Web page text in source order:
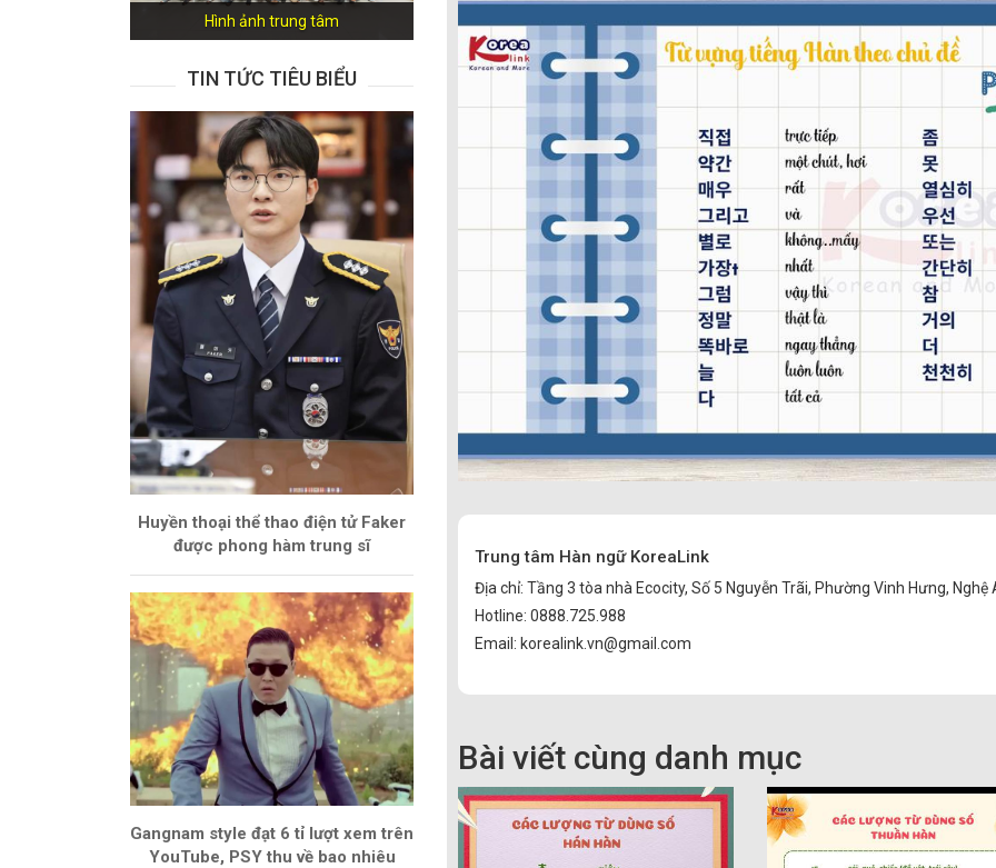
Hình ảnh trung tâm
TIN TỨC TIÊU BIỂU
Huyền thoại thể thao điện tử Faker
được phong hàm trung sĩ
Gangnam style đạt 6 tỉ lượt xem trên
YouTube, PSY thu về bao nhiêu
Trung tâm Hàn ngữ KoreaLink
Địa chỉ: Tầng 3 tòa nhà Ecocity, Số 5 Nguyễn Trãi, Phường Vinh Hưng, Nghệ
Hotline: 0888.725.988
Email: korealink.vn@gmail.com
Bài viết cùng danh mục